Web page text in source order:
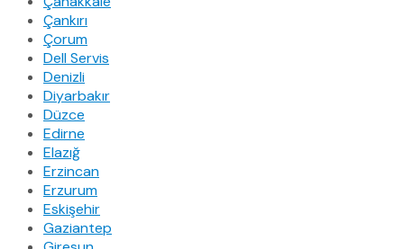
Çankırı
Çorum
Dell Servis
Denizli
Diyarbakır
Düzce
Edirne
Elazığ
Erzincan
Erzurum
Eskişehir
Gaziantep